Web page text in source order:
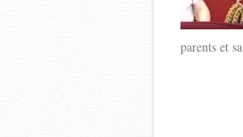
parents et